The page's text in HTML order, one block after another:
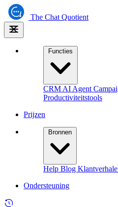
The Chat Quotient
Functies
CRM AI Agent
Productiviteitstools
Prijzen
Bronnen
Help Blog
Ondersteuning